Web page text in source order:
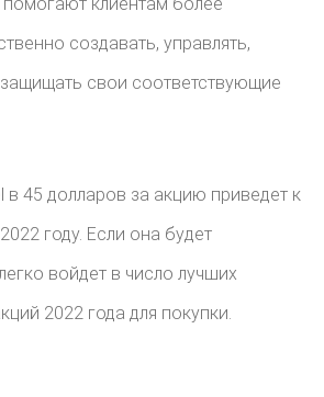
создавать, управлять,
свои соответствующие
в 45 долларов за акцию приведет к
году. Если она будет
войдет в число лучших
2022 года для покупки.